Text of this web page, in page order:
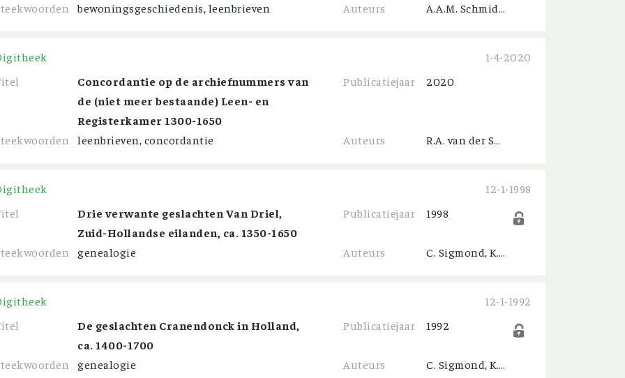
bewoningsgeschiedenis, leenbrieven Auteurs A.A.M. Schmidt Ernsthausen
1-4-2020
Concordantie op de archiefnummers van
de (niet meer bestaande) Leen- en
Registerkamer 1300-1650
Publicatiejaar 2020
leenbrieven, concordantie Auteurs R.A. van der Spiegel
12-1-1998
Drie verwante geslachten Van Driel,
Zuid-Hollandse eilanden, ca. 1350-1650
Publicatiejaar 1998
genealogie Auteurs C. Sigmond, K.J. Slijkerman
12-1-1992
De geslachten Cranendonck in Holland,
ca. 1400-1700
Publicatiejaar 1992
genealogie Auteurs C. Sigmond, K.J. Slijkerman